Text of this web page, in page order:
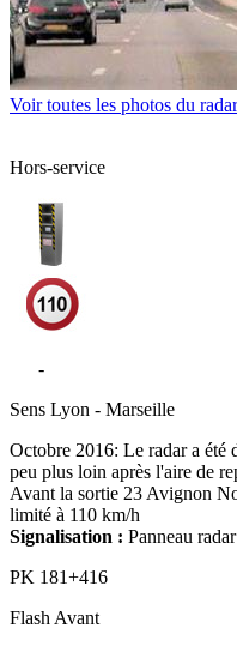
Voir toutes les photos du radar
Hors-service
-
Sens Lyon - Marseille
Octobre 2016: Le radar a été
peu plus loin après l'aire de
Avant la sortie 23 Avignon
limité à 110 km/h
Signalisation : Panneau radar
PK 181+416
Flash Avant